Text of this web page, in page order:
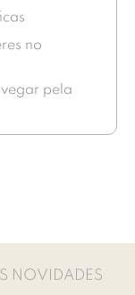
no
pela
NOVIDADES